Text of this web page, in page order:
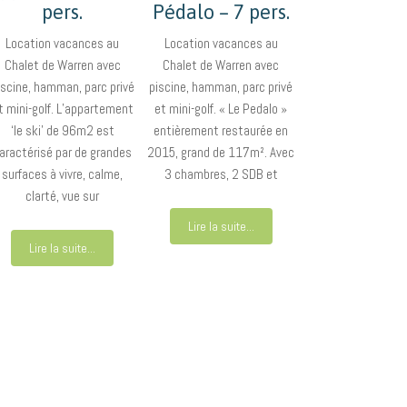
pers.
Location vacances au
Chalet de Warren avec
hamman, parc privé
mini-golf. L’appartement
‘le ski’ de 96m2 est
par de grandes
surfaces à vivre, calme,
clarté, vue sur
Lire la suite...
Pédalo – 7 pers.
Location vacances au
Chalet de Warren avec
piscine, hamman, parc privé
et mini-golf. « Le Pedalo »
entièrement restaurée en
2015, grand de 117m². Avec
3 chambres, 2 SDB et
Lire la suite...